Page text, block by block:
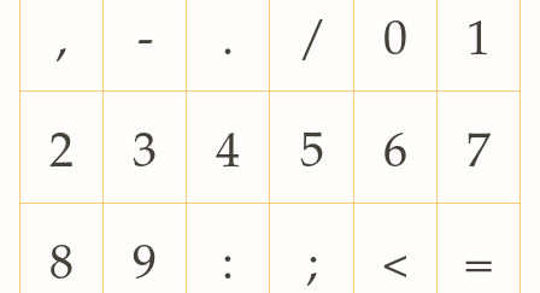
,
- . / 0
1
2
3 4 5 6
7
8
9 : ; <
=